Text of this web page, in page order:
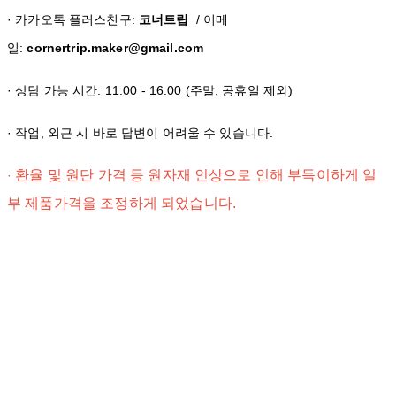
· 카카오톡 플러스친구: 코너트립
/ 이메
일:cornertrip.maker@gmail.com
· 상담 가능 시간: 11:00 - 16:00 (주말, 공휴일 제외)
· 작업, 외근 시 바로 답변이 어려울 수 있습니다.
· 환율 및 원단 가격 등 원자재 인상으로 인해 부득이하게 일
부 제품가격을 조정하게 되었습니다.